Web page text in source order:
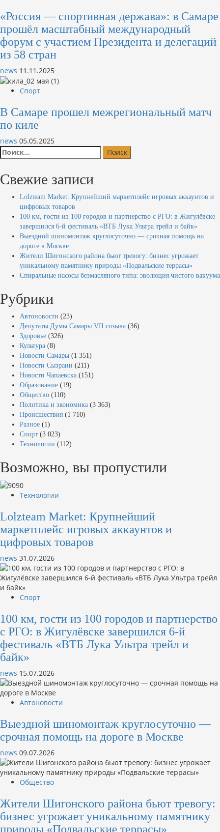
«Россия — спортивная держава»: в Самаре
прошёл масштабный международный
форум с участием Президента и делегаций
из 58 стран
news 11.11.2025
Спорт
В Самаре прошел межрегиональный матч
по киле
news 05.05.2025
Найти:
Свежие записи
Lolzteam Market: Крупнейший маркетплейс игровых аккаунтов и
цифровых товаров
100 км, гости из 100 городов и партнерство с РГО: в Жигулёвске
завершился 6-й фестиваль «ВТБ Лука Ультра трейл и байк»
Выездной шиномонтаж круглосуточно — срочная помощь на
дороге в Москве
Жители Шигонского района бьют тревогу: бизнес угрожает
уникальному памятнику природы «Подвальские террасы»
Спиральные насосы безмасляного типа: эволюция чистого вакуума
Рубрики
Автоновости (23)
Депутаты Думы Самары VII созыва (36)
Здоровье (326)
Культура (8)
Новости Самары (1 351)
Новости Сызрани (211)
Новости Чапаевска (151)
Образование (19)
Общество (110)
Политика и экономика (3 363)
Происшествия (1 710)
Разное (1)
Спорт (3 023)
Технологии (112)
Возможно, вы пропустили
Технологии
Lolzteam Market: Крупнейший
маркетплейс игровых аккаунтов и
цифровых товаров
news 31.07.2026
Спорт
100 км, гости из 100 городов и партнерство
с РГО: в Жигулёвске завершился 6-й
фестиваль «ВТБ Лука Ультра трейл и
байк»
news 15.07.2026
Автоновости
Выездной шиномонтаж круглосуточно —
срочная помощь на дороге в Москве
news 09.07.2026
Общество
Жители Шигонского района бьют тревогу:
бизнес угрожает уникальному памятнику
природы «Подвальские террасы»